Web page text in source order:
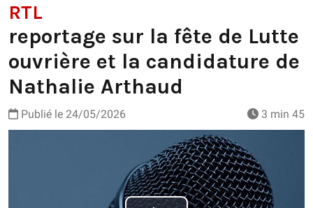
RTL
reportage sur la fête de Lutte
ouvrière et la candidature de
Nathalie Arthaud
Publié le 24/05/2026 3 min 45